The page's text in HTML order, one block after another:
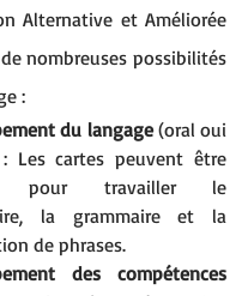
Alternative et Améliorée
nombreuses possibilités
:
du langage (oral oui
: Les cartes peuvent être
pour travailler le
la grammaire et la
de phrases.
des compétences